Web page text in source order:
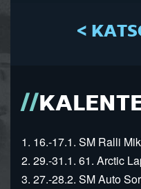
<
1. 16.-17.1. SM Ralli
2. 29.-31.1. 61. Arctic
3. 27.-28.2. SM Auto